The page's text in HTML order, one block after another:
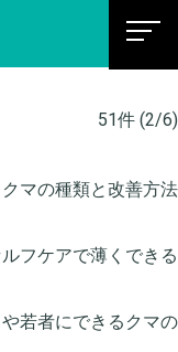
51件 (2/6)
マの種類と改善方法
フケアで薄くできる
若者にできるクマの